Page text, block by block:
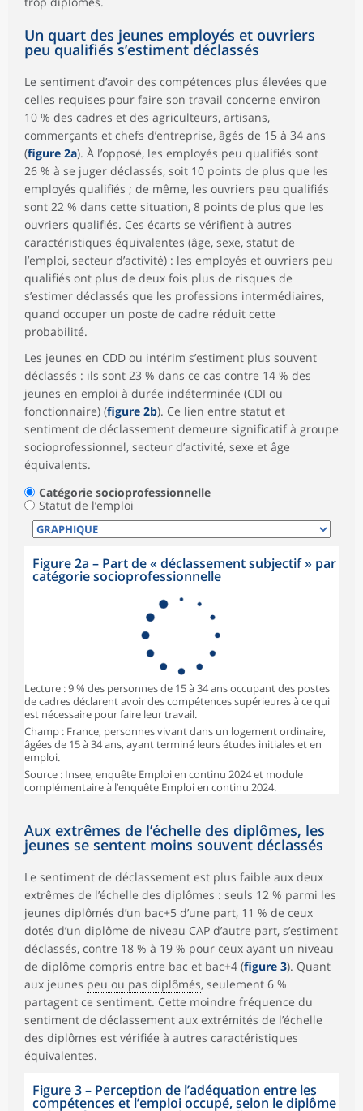
Un quart des jeunes employés et ouvriers
peu qualifiés s’estiment déclassés
Le sentiment d’avoir des compétences plus élevées que
celles requises pour faire son travail concerne environ
10 % des cadres et des agriculteurs, artisans,
commerçants et chefs d’entreprise, âgés de 15 à 34 ans
(figure 2a). À l’opposé, les employés peu qualifiés sont
26 % à se juger déclassés, soit 10 points de plus que les
employés qualifiés ; de même, les ouvriers peu qualifiés
sont 22 % dans cette situation, 8 points de plus que les
ouvriers qualifiés. Ces écarts se vérifient à autres
caractéristiques équivalentes (âge, sexe, statut de
l’emploi, secteur d’activité) : les employés et ouvriers peu
qualifiés ont plus de deux fois plus de risques de
s’estimer déclassés que les professions intermédiaires,
quand occuper un poste de cadre réduit cette
probabilité.
Les jeunes en CDD ou intérim s’estiment plus souvent
déclassés : ils sont 23 % dans ce cas contre 14 % des
jeunes en emploi à durée indéterminée (CDI ou
fonctionnaire) (figure 2b). Ce lien entre statut et
sentiment de déclassement demeure significatif à groupe
socioprofessionnel, secteur d’activité, sexe et âge
équivalents.
Catégorie socioprofessionnelle
Statut de l’emploi
Figure 2a – Part de « déclassement subjectif » par
catégorie socioprofessionnelle
Lecture : 9 % des personnes de 15 à 34 ans occupant des postes
de cadres déclarent avoir des compétences supérieures à ce qui
est nécessaire pour faire leur travail.
Champ : France, personnes vivant dans un logement ordinaire,
âgées de 15 à 34 ans, ayant terminé leurs études initiales et en
emploi.
Source : Insee, enquête Emploi en continu 2024 et module
complémentaire à l’enquête Emploi en continu 2024.
Aux extrêmes de l’échelle des diplômes, les
jeunes se sentent moins souvent déclassés
Le sentiment de déclassement est plus faible aux deux
extrêmes de l’échelle des diplômes : seuls 12 % parmi les
jeunes diplômés d’un bac+5 d’une part, 11 % de ceux
dotés d’un diplôme de niveau CAP d’autre part, s’estiment
déclassés, contre 18 % à 19 % pour ceux ayant un niveau
de diplôme compris entre bac et bac+4 (figure 3). Quant
aux jeunes peu ou pas diplômés, seulement 6 %
partagent ce sentiment. Cette moindre fréquence du
sentiment de déclassement aux extrémités de l’échelle
des diplômes est vérifiée à autres caractéristiques
équivalentes.
Figure 3 – Perception de l’adéquation entre les
compétences et l’emploi occupé, selon le diplôme